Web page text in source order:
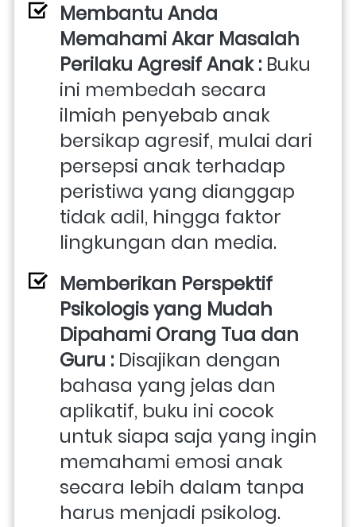
Membantu Anda
Memahami Akar Masalah
Perilaku Agresif Anak : Buku
ini membedah secara
ilmiah penyebab anak
bersikap agresif, mulai dari
persepsi anak terhadap
peristiwa yang dianggap
tidak adil, hingga faktor
lingkungan dan media.
Memberikan Perspektif
Psikologis yang Mudah
Dipahami Orang Tua dan
Guru : Disajikan dengan
bahasa yang jelas dan
aplikatif, buku ini cocok
untuk siapa saja yang ingin
memahami emosi anak
secara lebih dalam tanpa
harus menjadi psikolog.